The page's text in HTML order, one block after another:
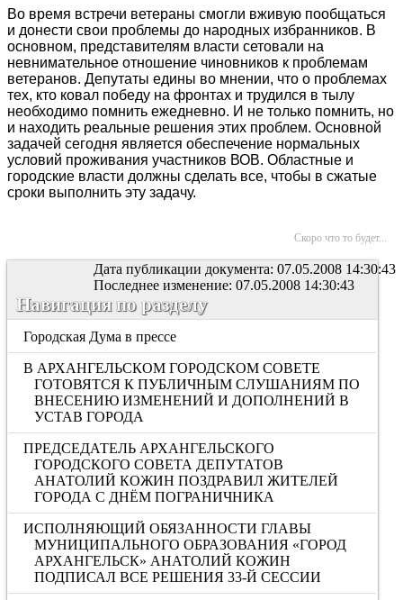
Во время встречи ветераны смогли вживую пообщаться
и донести свои проблемы до народных избранников. В
основном, представителям власти сетовали на
невнимательное отношение чиновников к проблемам
ветеранов. Депутаты едины во мнении, что о проблемах
тех, кто ковал победу на фронтах и трудился в тылу
необходимо помнить ежедневно. И не только помнить, но
и находить реальные решения этих проблем. Основной
задачей сегодня является обеспечение нормальных
условий проживания участников ВОВ. Областные и
городские власти должны сделать все, чтобы в сжатые
сроки выполнить эту задачу.
Скоро что то будет...
Дата публикации документа: 07.05.2008 14:30:43
Последнее изменение: 07.05.2008 14:30:43
Навигация по разделу
Городская Дума в прессе
В АРХАНГЕЛЬСКОМ ГОРОДСКОМ СОВЕТЕ
ГОТОВЯТСЯ К ПУБЛИЧНЫМ СЛУШАНИЯМ ПО
ВНЕСЕНИЮ ИЗМЕНЕНИЙ И ДОПОЛНЕНИЙ В
УСТАВ ГОРОДА
ПРЕДСЕДАТЕЛЬ АРХАНГЕЛЬСКОГО
ГОРОДСКОГО СОВЕТА ДЕПУТАТОВ
АНАТОЛИЙ КОЖИН ПОЗДРАВИЛ ЖИТЕЛЕЙ
ГОРОДА С ДНЁМ ПОГРАНИЧНИКА
ИСПОЛНЯЮЩИЙ ОБЯЗАННОСТИ ГЛАВЫ
МУНИЦИПАЛЬНОГО ОБРАЗОВАНИЯ «ГОРОД
АРХАНГЕЛЬСК» АНАТОЛИЙ КОЖИН
ПОДПИСАЛ ВСЕ РЕШЕНИЯ 33-Й СЕССИИ